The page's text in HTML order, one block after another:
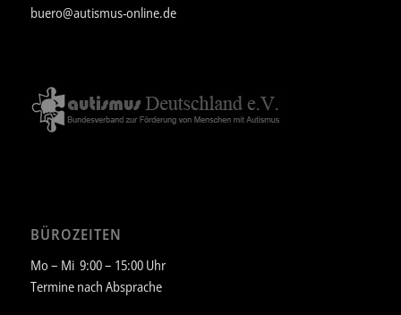
buero@autismus-online.de
BÜROZEITEN
Mo – Mi 9:00 – 15:00 Uhr
Termine nach Absprache